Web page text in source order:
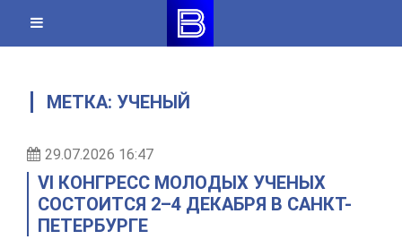
content
МЕТКА: УЧЕНЫЙ
29.07.2026 16:47
VI КОНГРЕСС МОЛОДЫХ УЧЕНЫХ
СОСТОИТСЯ 2–4 ДЕКАБРЯ В САНКТ-
ПЕТЕРБУРГЕ